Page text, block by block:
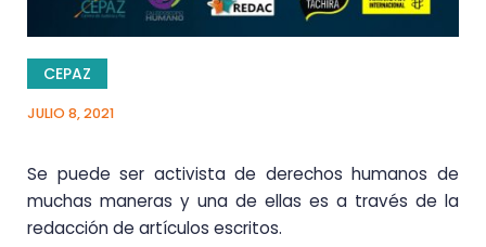
CEPAZ
JULIO 8, 2021
Se puede ser activista de derechos humanos de
muchas maneras y una de ellas es a través de la
redacción de artículos escritos.